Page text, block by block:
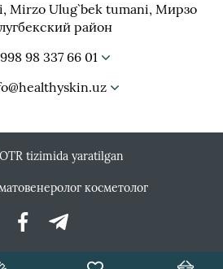
Mirzo Ulug`bek tumani, Мирзо
район
98 337 66 01
tizimida yaratilgan
косметолог